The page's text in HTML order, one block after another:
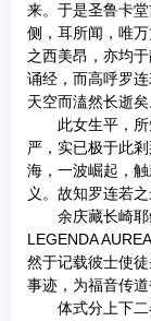
来。于是圣鲁卡
侧，耳所闻，唯
之西美昂，亦均
诵经，而高呼罗
天空而溘然长逝矣
此女生平，所
严，实已极于此
海，一波崛起，
义。故知罗连若
余庆藏长崎耶
LEGENDA
然于记载彼士使
事迹，为福音传道
体式分上下二